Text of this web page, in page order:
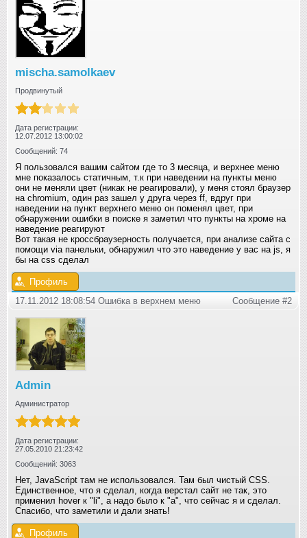
mischa.samolkaev
Продвинутый
Дата регистрации:
12.07.2012 13:00:02
Сообщений: 74
Я пользовался вашим сайтом где то 3 месяца, и верхнее меню
мне показалось статичным, т.к при наведении на пункты меню
они не меняли цвет (никак не реагировали), у меня стоял браузер
на chromium, один раз зашел у друга через ff, вдруг при
наведении на пункт верхнего меню он поменял цвет, при
обнаружении ошибки в поиске я заметил что пункты на хроме на
наведение реагируют
Вот такая не кроссбраузерность получается, при анализе сайта с
помощи via панельки, обнаружил что это наведение у вас на js, я
бы на css сделал
Профиль
17.11.2012 18:08:54 Ошибка в верхнем меню
Сообщение #2
Admin
Администратор
Дата регистрации:
27.05.2010 21:23:42
Сообщений: 3063
Нет, JavaScript там не использовался. Там был чистый CSS.
Единственное, что я сделал, когда верстал сайт не так, это
применил hover к "li", а надо было к "a", что сейчас я и сделал.
Спасибо, что заметили и дали знать!
Профиль